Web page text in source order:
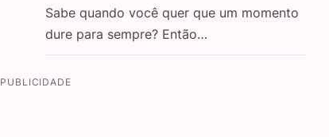
Sabe quando você quer que um momento
dure para sempre? Então…
PUBLICIDADE